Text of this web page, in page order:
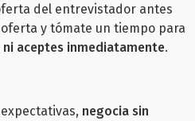
del entrevistador antes
y tómate un tiempo para
ni aceptes inmediatamente.
negocia sin